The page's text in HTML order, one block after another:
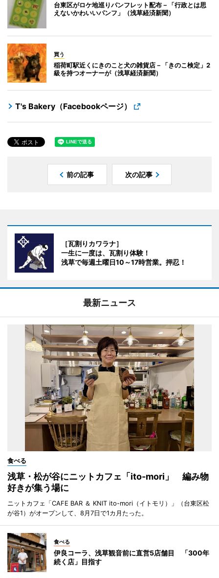
台東区がロケ地巡りパンフレット配布－「行政とは思
えないかわいいパンフ」（浅草経済新聞）
買う
稲荷町駅近くにきのこと犬の雑貨店－「きのこ検定」2
級を持つオーナーが（浅草経済新聞）
T's Bakery（Facebookページ）
前の記事 次の記事
［瓦割りカワラナ］
一生に一度は、瓦割り体験！
浅草で毎週土曜日10～17時営業。押忍！
最新ニュース
食べる
浅草・松が谷にニットカフェ「ito-mori」 編み物
好きが集う場に
ニットカフェ「CAFE BAR ＆ KNIT ito-mori（イトモリ）」（台東区松
が谷1）がオープンして、8月7日で1カ月たった。
食べる
伊良コーラ、浅草観音前に直営5店舗目 「300年
続く店」目指す